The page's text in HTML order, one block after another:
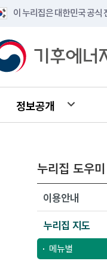
이 누리집은 대한민국 공식
정보공개
누리집 도우미
이용안내
누리집 지도
메뉴별